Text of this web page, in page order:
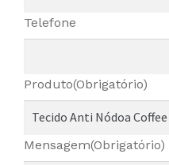
Telefone
Produto(Obrigatório)
Mensagem(Obrigatório)